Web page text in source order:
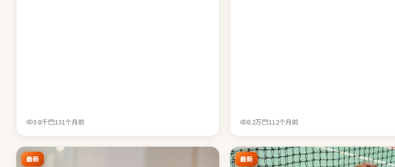
3.8千 131个月前 8.2万 112个月前
最新 最新